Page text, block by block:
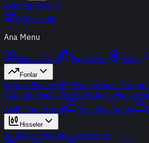
Giriş YapKayıt Ol
PRO Üyelik
Ana Menu
Günün Özeti Portföyüm Radar
Fonlar
Yatırım FonlarıBES FonlarıBorsa Yatırım
Popüler Fonlar YeniBir Bakışta Fonlar
Akıllı Para Sinyali
Ters Fon Arama
Hisseler
Yerli HisselerYabancı Hisseler